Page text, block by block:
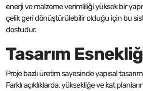
enerji ve malzeme verimliliği yüksek bir
çelik geri dönüştürülebilir olduğu için bu
dostudur.
Tasarım
Proje bazlı üretim sayesinde yapısal
Farklı açıklıklarda, yüksekliğe ve kat